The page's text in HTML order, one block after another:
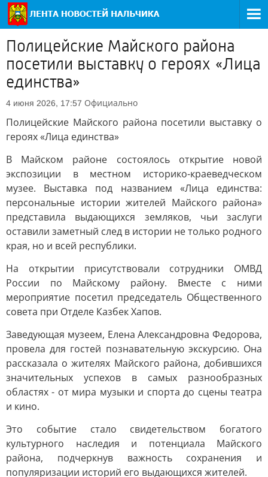
Полицейские Майского района
посетили выставку о героях «Лица
единства»
4 июня 2026, 17:57 Официально
Полицейские Майского района посетили выставку о
героях «Лица единства»
В Майском районе состоялось открытие новой
экспозиции в местном историко-краеведческом
музее. Выставка под названием «Лица единства:
персональные истории жителей Майского района»
представила выдающихся земляков, чьи заслуги
оставили заметный след в истории не только родного
края, но и всей республики.
На открытии присутствовали сотрудники ОМВД
России по Майскому району. Вместе с ними
мероприятие посетил председатель Общественного
совета при Отделе Казбек Хапов.
Заведующая музеем, Елена Александровна Федорова,
провела для гостей познавательную экскурсию. Она
рассказала о жителях Майского района, добившихся
значительных успехов в самых разнообразных
областях - от мира музыки и спорта до сцены театра
и кино.
Это событие стало свидетельством богатого
культурного наследия и потенциала Майского
района, подчеркнув важность сохранения и
популяризации историй его выдающихся жителей.